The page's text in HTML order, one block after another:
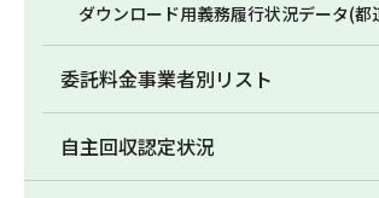
ダウンロード用義務履行状況データ(都
委託料金事業者別リスト
自主回収認定状況